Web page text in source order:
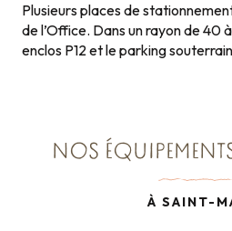
Plusieurs places de
de l’Office. Dans un rayon de 40
enclos P12 et le parking
NOS
À SAINT-